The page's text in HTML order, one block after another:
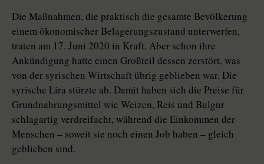
Die Maßnahmen, die praktisch die gesamte Bevölkerung
einem ökonomischer Belagerungszustand unterwerfen,
traten am 17. Juni 2020 in Kraft. Aber schon ihre
Ankündigung hatte einen Großteil dessen zerstört, was
von der syrischen Wirtschaft übrig geblieben war. Die
syrische Lira stürzte ab. Damit haben sich die Preise für
Grundnahrungsmittel wie Weizen, Reis und Bulgur
schlagartig verdreifacht, während die Einkommen der
Menschen – soweit sie noch einen Job haben – gleich
geblieben sind.